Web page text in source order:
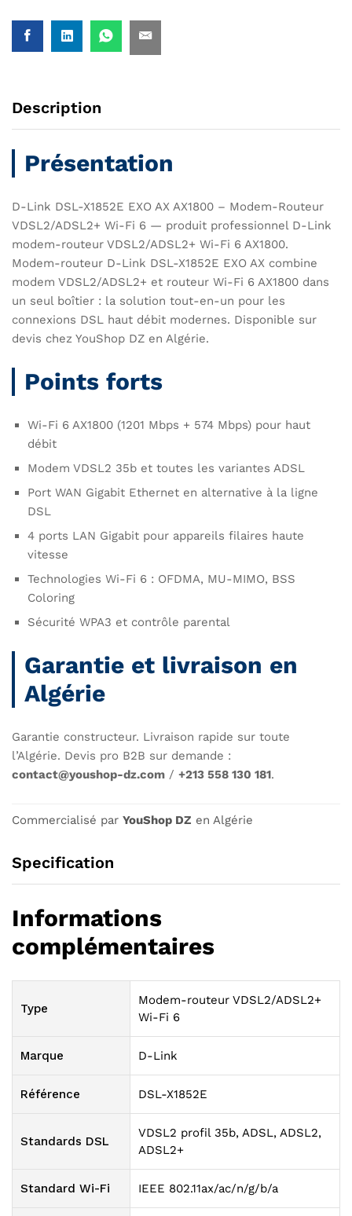
Description
Présentation
D-Link DSL-X1852E EXO AX AX1800 – Modem-Routeur
VDSL2/ADSL2+ Wi-Fi 6 — produit professionnel D-Link
modem-routeur VDSL2/ADSL2+ Wi-Fi 6 AX1800.
Modem-routeur D-Link DSL-X1852E EXO AX combine
modem VDSL2/ADSL2+ et routeur Wi-Fi 6 AX1800 dans
un seul boîtier : la solution tout-en-un pour les
connexions DSL haut débit modernes. Disponible sur
devis chez YouShop DZ en Algérie.
Points forts
Wi-Fi 6 AX1800 (1201 Mbps + 574 Mbps) pour haut
débit
Modem VDSL2 35b et toutes les variantes ADSL
Port WAN Gigabit Ethernet en alternative à la ligne
DSL
4 ports LAN Gigabit pour appareils filaires haute
vitesse
Technologies Wi-Fi 6 : OFDMA, MU-MIMO, BSS
Coloring
Sécurité WPA3 et contrôle parental
Garantie et livraison en
Algérie
Garantie constructeur. Livraison rapide sur toute
l’Algérie. Devis pro B2B sur demande :
contact@youshop-dz.com / +213 558 130 181.
Commercialisé par YouShop DZ en Algérie
Specification
Informations
complémentaires
Type
Modem-routeur VDSL2/ADSL2+
Wi-Fi 6
Marque D-Link
Référence DSL-X1852E
Standards DSL
VDSL2 profil 35b, ADSL, ADSL2,
ADSL2+
Standard Wi-Fi IEEE 802.11ax/ac/n/g/b/a